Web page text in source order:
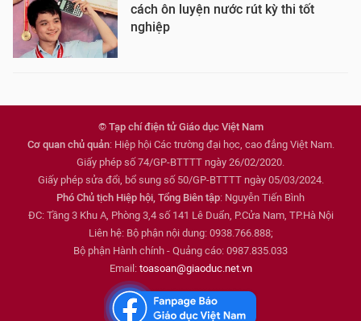
cách ôn luyện nước rút kỳ thi tốt
nghiệp
© Tạp chí điện tử Giáo dục Việt Nam
Cơ quan chủ quản: Hiệp hội Các trường đại học, cao đẳng Việt Nam.
Giấy phép số 74/GP-BTTTT ngày 26/02/2020.
Giấy phép sửa đổi, bổ sung số 50/GP-BTTTT ngày 05/03/2024.
Phó Chủ tịch Hiệp hội, Tổng Biên tập: Nguyễn Tiến Bình
ĐC: Tầng 3 Khu A, Phòng 3,4 số 141 Lê Duẩn, P.Cửa Nam, TP.Hà Nội
Liên hệ: Bộ phận nội dung: 0938.766.888;
Bộ phận Hành chính - Quảng cáo: 0987.835.033
Email: toasoan@giaoduc.net.vn